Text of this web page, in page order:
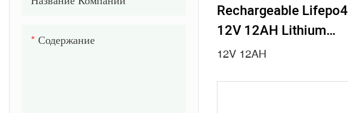
Содержание
Rechargeable Lifepo4
12V 12AH Lithium
Battery Pack For
12V 12AH